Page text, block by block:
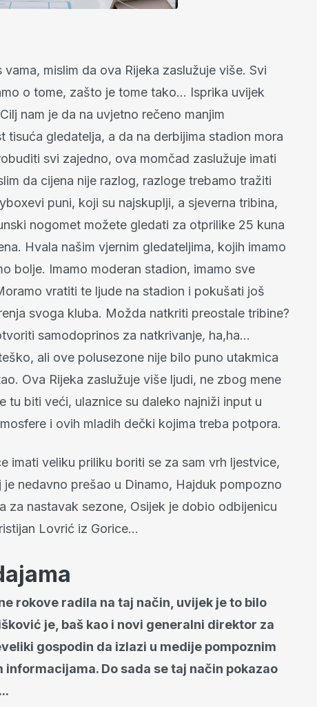
mislim da ova Rijeka zaslužuje više. Svi
o tome, zašto je tome tako... Isprika uvijek
nam je da na uvjetno rečeno manjim
tisuća gledatelja, a da na derbijima stadion mora
svi zajedno, ova momčad zaslužuje imati
da cijena nije razlog, razloge trebamo tražiti
puni, koji su najskuplji, a sjeverna tribina,
nogomet možete gledati za otprilike 25 kuna
Hvala našim vjernim gledateljima, kojih imamo
bolje. Imamo moderan stadion, imamo sve
vratiti te ljude na stadion i pokušati još
svoga kluba. Možda natkriti preostale tribine?
samodoprinos za natkrivanje, ha,ha...
ali ove polusezone nije bilo puno utakmica
Ova Rijeka zaslužuje više ljudi, ne zbog mene
tu biti veći, ulaznice su daleko najniži input u
i ovih mladih dečki kojima treba potpora.
imati veliku priliku boriti se za sam vrh ljestvice,
nedavno prešao u Dinamo, Hajduk pompozno
za nastavak sezone, Osijek je dobio odbijenicu
Lovrić iz Gorice...
rokove radila na taj način, uvijek je to bilo
je, baš kao i novi generalni direktor za
gospodin da izlazi u medije pompoznim
Do sada se taj način pokazao